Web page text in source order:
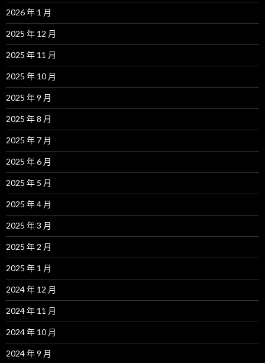
2026 年 1 月
2025 年 12 月
2025 年 11 月
2025 年 10 月
2025 年 9 月
2025 年 8 月
2025 年 7 月
2025 年 6 月
2025 年 5 月
2025 年 4 月
2025 年 3 月
2025 年 2 月
2025 年 1 月
2024 年 12 月
2024 年 11 月
2024 年 10 月
2024 年 9 月